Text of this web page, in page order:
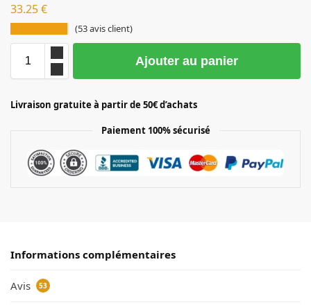
33.25€
(53avis client)
Ajouter au panier
Livraison gratuite à partir de 50€ d’achats
Paiement 100% sécurisé
Informations complémentaires
Avis 53